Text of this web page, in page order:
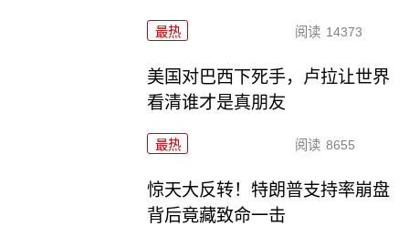
最热 阅读 14373
美国对巴西下死手，卢拉让世界
看清谁才是真朋友
最热 阅读 8655
惊天大反转！特朗普支持率崩盘
背后竟藏致命一击